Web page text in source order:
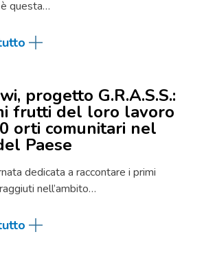
questa…
progetto G.R.A.S.S.:
frutti del loro lavoro
orti comunitari nel
Paese
dedicata a raccontare i primi
nell’ambito…